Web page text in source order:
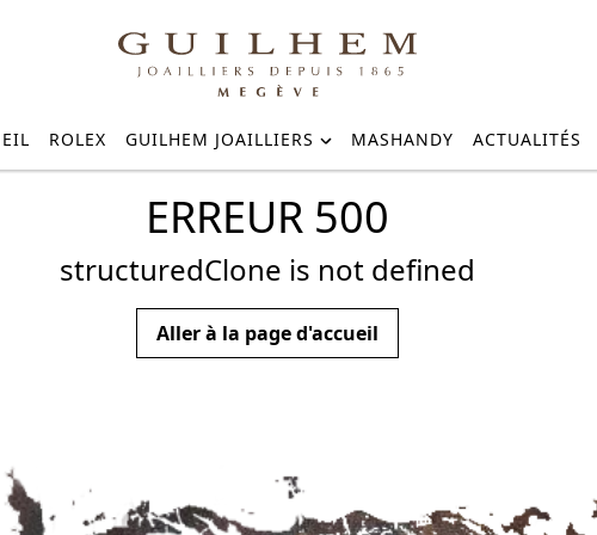
ROLEX GUILHEM JOAILLIERS MASHANDY ACTUALITÉS
ERREUR 500
structuredClone is not defined
Aller à la page d'accueil